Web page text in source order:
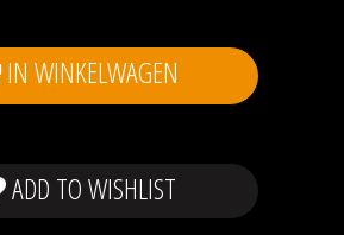
IN WINKELWAGEN
ADD TO WISHLIST